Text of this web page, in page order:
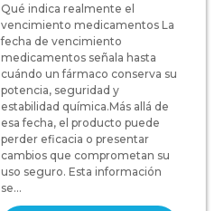
Qué indica realmente el
vencimiento medicamentos La
fecha de vencimiento
medicamentos señala hasta
cuándo un fármaco conserva su
potencia, seguridad y
estabilidad química.Más allá de
esa fecha, el producto puede
perder eficacia o presentar
cambios que comprometan su
uso seguro. Esta información
se...